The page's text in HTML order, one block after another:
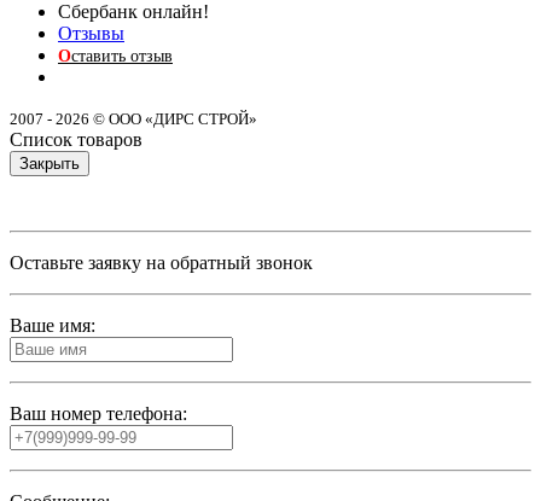
Сбербанк онлайн!
Отзывы
Оставить отзыв
2007 - 2026 © ООО «ДИРС СТРОЙ»
Список товаров
Закрыть
Оставьте заявку на обратный звонок
Ваше имя:
Ваш номер телефона: